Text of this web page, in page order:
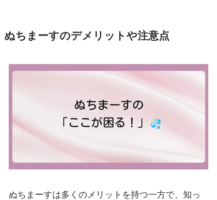
ぬちまーすのデメリットや注意点
ぬちまーすは多くのメリットを持つ一方で、知っ